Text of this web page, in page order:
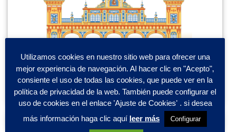
Utilizamos cookies en nuestro sitio web para ofrecer una
mejor experiencia de navegación. Al hacer clic en "Acepto",
consiente el uso de todas las cookies, que puede ver en la
política de privacidad de la web. También puede configurar el
uso de cookies en el enlace 'Ajuste de Cookies' . si desea
más información haga clic aquí leer más Configurar